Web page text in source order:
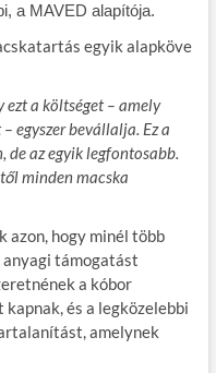
a MAVED alapítója.
egyik alapköve
ezt a költséget – amely
egyszer bevállalja. Ez a
de az egyik legfontosabb.
minden macska
azon, hogy minél több
anyagi támogatást
a kóbor
és a legközelebbi
amelynek